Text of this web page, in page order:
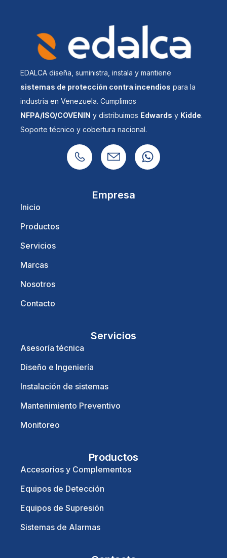
EDALCA diseña, suministra, instala y mantiene
sistemas de protección contra incendios para la
industria en Venezuela. Cumplimos
NFPA/ISO/COVENIN y distribuimos Edwards y Kidde.
Soporte técnico y cobertura nacional.
Empresa
Inicio
Productos
Servicios
Marcas
Nosotros
Contacto
Servicios
Asesoría técnica
Diseño e Ingeniería
Instalación de sistemas
Mantenimiento Preventivo
Monitoreo
Productos
Accesorios y Complementos
Equipos de Detección
Equipos de Supresión
Sistemas de Alarmas